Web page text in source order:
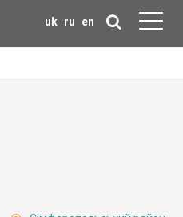
uk ru en